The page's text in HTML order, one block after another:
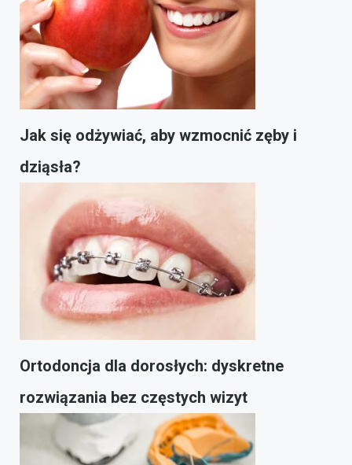
Jak się odżywiać, aby wzmocnić zęby i
dziąsła?
Ortodoncja dla dorosłych: dyskretne
rozwiązania bez częstych wizyt